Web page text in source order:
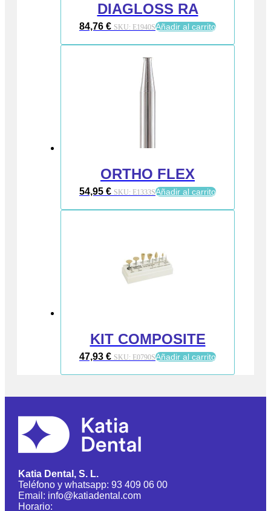
DIAGLOSS RA
84,76 € SKU: E1940SAñadir al carrito
ORTHO FLEX
54,95 € SKU: E1333SAñadir al carrito
KIT COMPOSITE
47,93 € SKU: E0790SAñadir al carrito
Katia Dental, S. L.
Teléfono y whatsapp: 93 409 06 00
Email: info@katiadental.com
Horario: